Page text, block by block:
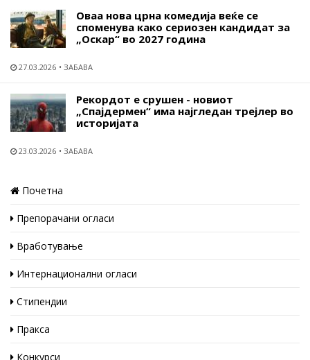
Оваа нова црна комедија веќе се
споменува како сериозен кандидат за
„Оскар“ во 2027 година
27.03.2026 ЗАБАВА
Рекордот е срушен - новиот
„Спајдермен“ има најгледан трејлер во
историјата
23.03.2026 ЗАБАВА
Почетна
Препорачани огласи
Вработување
Интернационални огласи
Стипендии
Пракса
Конкурси